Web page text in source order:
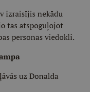
izraisījis nekādu
tas atspoguļojot
personas viedokli.
uz Donalda